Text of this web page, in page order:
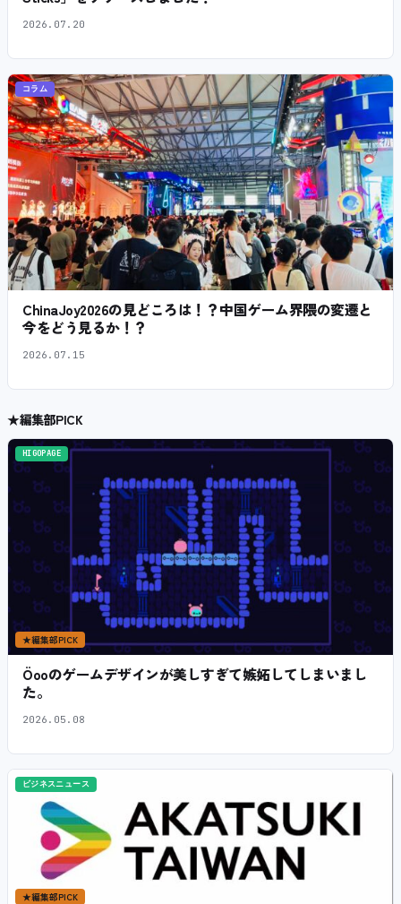
2026.07.20
コラム
ChinaJoy2026の見どころは！？中国ゲーム界隈の変遷と
今をどう見るか！？
2026.07.15
★編集部PICK
HIGOPAGE
★編集部PICK
Öooのゲームデザインが美しすぎて嫉妬してしまいまし
た。
2026.05.08
ビジネスニュース
★編集部PICK